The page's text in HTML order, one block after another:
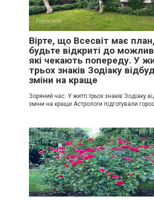
Гороскоп
Вірте, що Всесвіт має план,
будьте відкриті до
які чекають попереду. У
трьох знаків Зодіаку
зміни на краще
Зоряний час. У житті трьох знаків Зодіаку
зміни на краще Астрологи підготували
Гороскоп